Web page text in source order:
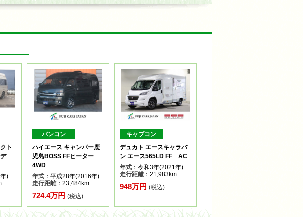
ト
)
バンコン
ハイエース キャンパー鹿
児島BOSS FFヒーター
4WD
年式 ：平成28年(2016年)
走行距離：23,484km
724.4万円 (税込)
キャブコン
デュカト エースキャラバ
ン エース565LD FF AC
年式 ：令和3年(2021年)
走行距離：21,983km
948万円 (税込)